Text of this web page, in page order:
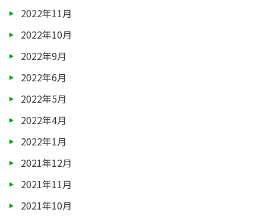
2022年11月
2022年10月
2022年9月
2022年6月
2022年5月
2022年4月
2022年1月
2021年12月
2021年11月
2021年10月